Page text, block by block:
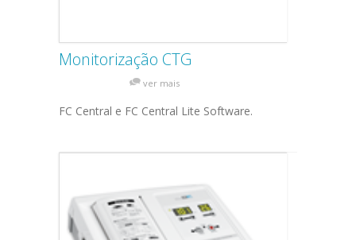
Monitorização CTG
ver mais
FC Central e FC Central Lite Software.